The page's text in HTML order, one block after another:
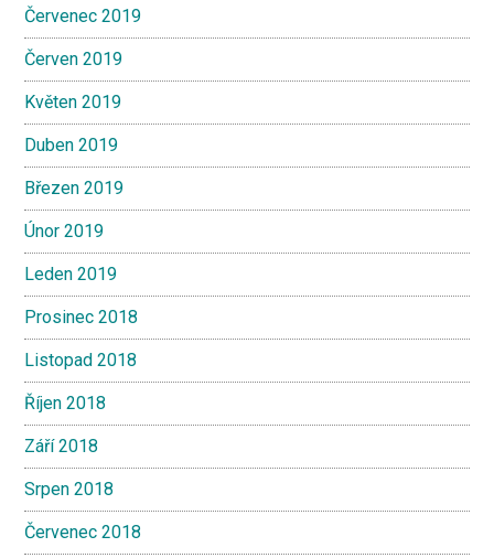
Červenec 2019
Červen 2019
Květen 2019
Duben 2019
Březen 2019
Únor 2019
Leden 2019
Prosinec 2018
Listopad 2018
Říjen 2018
Září 2018
Srpen 2018
Červenec 2018